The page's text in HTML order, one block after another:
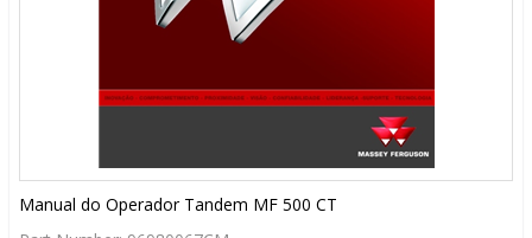
Manual do Operador Tandem MF 500 CT